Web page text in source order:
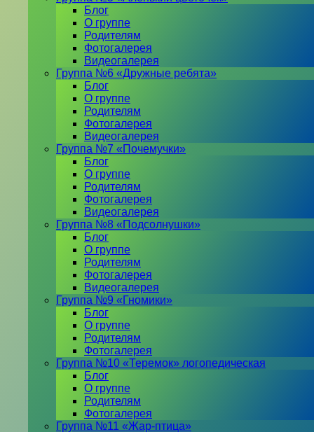
Блог
О группе
Родителям
Фотогалерея
Видеогалерея
Группа №6 «Дружные ребята»
Блог
О группе
Родителям
Фотогалерея
Видеогалерея
Группа №7 «Почемучки»
Блог
О группе
Родителям
Фотогалерея
Видеогалерея
Группа №8 «Подсолнушки»
Блог
О группе
Родителям
Фотогалерея
Видеогалерея
Группа №9 «Гномики»
Блог
О группе
Родителям
Фотогалерея
Группа №10 «Теремок» логопедическая
Блог
О группе
Родителям
Фотогалерея
Группа №11 «Жар-птица»